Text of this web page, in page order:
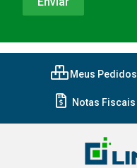
Meus Pedidos
Notas Fiscais